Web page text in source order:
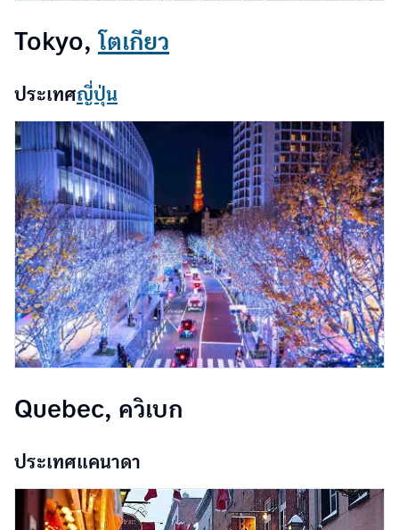
Tokyo, โตเกียว
ประเทศญี่ปุ่น
Quebec, ควิเบก
ประเทศแคนาดา